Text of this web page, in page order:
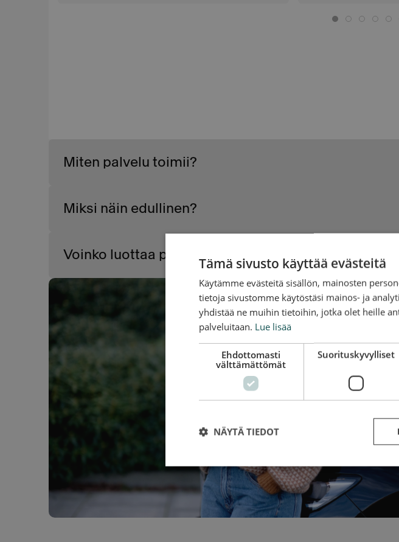
Miten palvelu toimii?
Miksi näin edullinen?
Voinko luottaa palveluun?Tämä sivusto käyttää evästeitä
Käytämme evästeitä sisällön, mainosten
tietoja sivustomme käytöstäsi mainos- ja
yhdistää ne muihin tietoihin, jotka olet heille
palveluitaan. Lue lisää
Ehdottomasti
välttämättömät
Suorituskyvylliset
NÄYTÄ TIEDOT